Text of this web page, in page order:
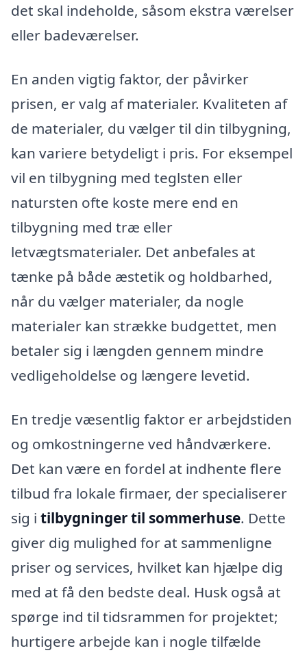
det skal indeholde, såsom ekstra værelser
eller badeværelser.
En anden vigtig faktor, der påvirker
prisen, er valg af materialer. Kvaliteten af
de materialer, du vælger til din tilbygning,
kan variere betydeligt i pris. For eksempel
vil en tilbygning med teglsten eller
natursten ofte koste mere end en
tilbygning med træ eller
letvægtsmaterialer. Det anbefales at
tænke på både æstetik og holdbarhed,
når du vælger materialer, da nogle
materialer kan strække budgettet, men
betaler sig i længden gennem mindre
vedligeholdelse og længere levetid.
En tredje væsentlig faktor er arbejdstiden
og omkostningerne ved håndværkere.
Det kan være en fordel at indhente flere
tilbud fra lokale firmaer, der specialiserer
sig i tilbygninger til sommerhuse. Dette
giver dig mulighed for at sammenligne
priser og services, hvilket kan hjælpe dig
med at få den bedste deal. Husk også at
spørge ind til tidsrammen for projektet;
hurtigere arbejde kan i nogle tilfælde